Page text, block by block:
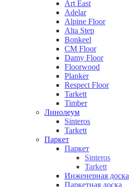
Art East
Adelar
Alpine Floor
Alta Step
Bonkeel
CM Floor
Damy Floor
Floorwood
Planker
Respect Floor
Tarkett
Timber
Линолеум
Sinteros
Tarkett
Паркет
Паркет
Sinteros
Tarkett
Инженерная доска
Паркетная доска